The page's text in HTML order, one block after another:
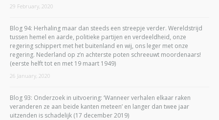
29 February, 2020
Blog 94: Herhaling maar dan steeds een streepje verder. Wereldstrijd
tussen hemel en aarde, politieke partijen en verdeeldheid, onze
regering schippert met het buitenland en wij, ons leger met onze
regering. Nederland op z’n achterste poten schreeuwt moordenaars!
(eerste helft tot en met 19 maart 1949)
26 January, 2020
Blog 93: Onderzoek in uitvoering: ‘Wanneer verhalen elkaar raken
veranderen ze aan beide kanten meteen’ en langer dan twee jaar
uitzenden is schadelijk (17 december 2019)